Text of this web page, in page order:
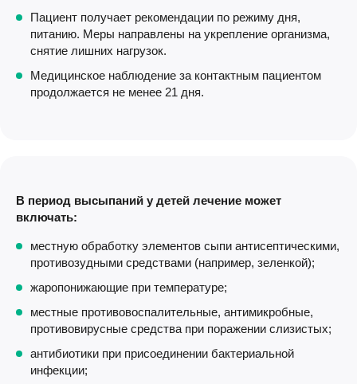
Пациент получает рекомендации по режиму дня,
питанию. Меры направлены на укрепление организма,
снятие лишних нагрузок.
Медицинское наблюдение за контактным пациентом
продолжается не менее 21 дня.
В период высыпаний у детей лечение может
включать:
местную обработку элементов сыпи антисептическими,
противозудными средствами (например, зеленкой);
жаропонижающие при температуре;
местные противовоспалительные, антимикробные,
противовирусные средства при поражении слизистых;
антибиотики при присоединении бактериальной
инфекции;